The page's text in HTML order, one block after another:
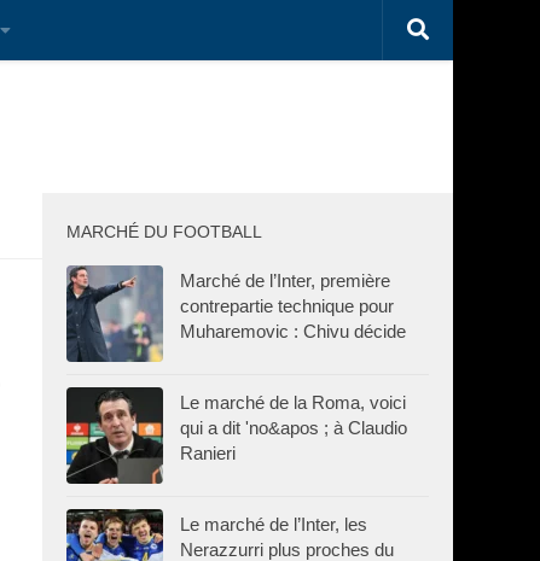
MARCHÉ DU FOOTBALL
Marché de l’Inter, première
contrepartie technique pour
Muharemovic : Chivu décide
Le marché de la Roma, voici
qui a dit 'no&apos ; à Claudio
Ranieri
Le marché de l’Inter, les
Nerazzurri plus proches du